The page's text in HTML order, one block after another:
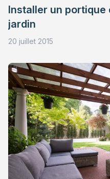
Installer un portique
jardin
20 juillet 2015